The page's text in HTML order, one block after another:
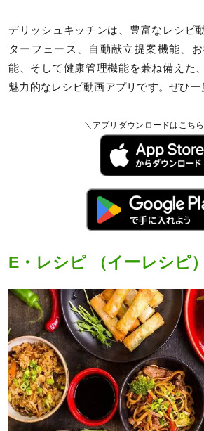
デリッシュキッチンは、豊富なレシピ
ターフェース、自動献立提案機能、
能、そして健康管理機能を兼ね備えた
魅力的なレシピ動画アプリです。ぜひ一
＼アプリダウンロードはこち
E・レシピ （イーレシピ）